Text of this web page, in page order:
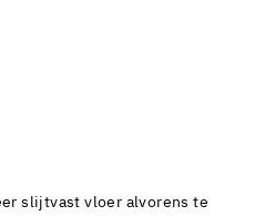
slijtvast vloer alvorens te